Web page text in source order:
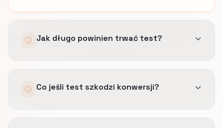
Jak długo powinien trwać test?
obejmuje cykle biznesowe wykonawców
Co jeśli test szkodzi konwersji?